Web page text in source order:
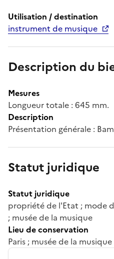
Utilisation / destination
instrument de musique
Description du
Mesures
Longueur totale : 645 mm.
Description
Présentation générale :
Statut juridique
Statut juridique
propriété de l'Etat ; mode
; musée de la musique
Lieu de conservation
Paris ; musée de la musique